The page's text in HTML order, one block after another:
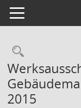
Toggle navigation
2015